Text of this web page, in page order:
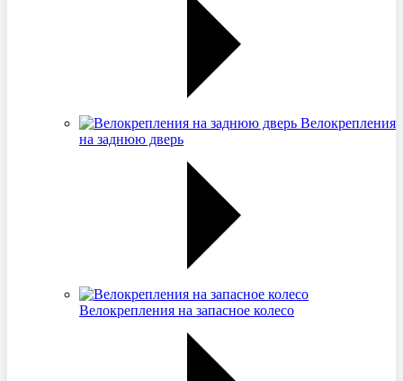
Велокрепления
на заднюю дверь
Велокрепления на запасное колесо